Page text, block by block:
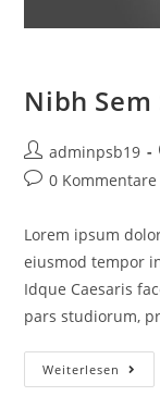
Nibh
Beitrags-
Autor:
adminpsb19
Beitrags-
0 Kommentare
Lorem ipsum
eiusmod tempor
Idque Caesaris
pars studiorum,
Weiterlesen Nibh
Sem